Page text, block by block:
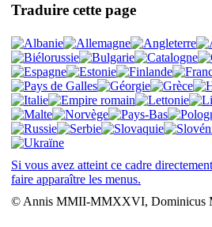
Traduire cette page
Si vous avez atteint ce cadre
faire apparaître les menus.
© Annis MMII-MMXXVI, Dominicus